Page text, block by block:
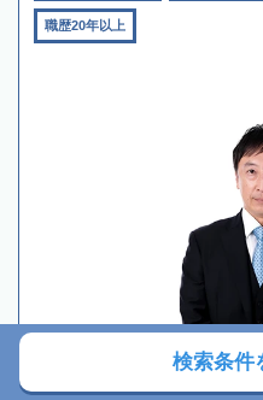
職歴20年以上
検索条件